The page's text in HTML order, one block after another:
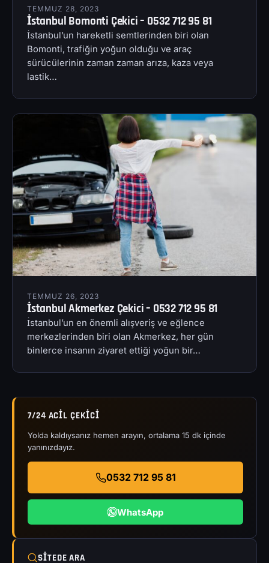
TEMMUZ 28, 2023
İstanbul Bomonti Çekici – 0532 712 95 81
İstanbul’un hareketli semtlerinden biri olan
Bomonti, trafiğin yoğun olduğu ve araç
sürücülerinin zaman zaman arıza, kaza veya
lastik…
TEMMUZ 26, 2023
İstanbul Akmerkez Çekici – 0532 712 95 81
İstanbul’un en önemli alışveriş ve eğlence
merkezlerinden biri olan Akmerkez, her gün
binlerce insanın ziyaret ettiği yoğun bir…
7/24 ACIL ÇEKICI
Yolda kaldıysanız hemen arayın, ortalama 15 dk içinde
yanınızdayız.
0532 712 95 81
WhatsApp
SITEDE ARA